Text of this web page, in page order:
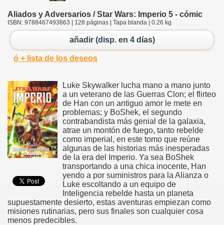
Aliados y Adversarios / Star Wars: Imperio 5 - cómic
ISBN: 9788467493863 | 128 páginas | Tapa blanda | 0.26 kg
añadir (disp. en 4 días)
ó + lista de los deseos
Luke Skywalker lucha mano a mano junto
a un veterano de las Guerras Clon; el flirteo
de Han con un antiguo amor le mete en
problemas; y BoShek, el segundo
contrabandista más genial de la galaxia,
atrae un montón de fuego, tanto rebelde
como imperial, en este tomo que reúne
algunas de las historias más inesperadas
de la era del Imperio. Ya sea BoShek
transportando a una chica inocente, Han
yendo a por suministros para la Alianza o
Luke escoltando a un equipo de
Inteligencia rebelde hasta un planeta
supuestamente desierto, estas aventuras empiezan como
misiones rutinarias, pero sus finales son cualquier cosa
menos predecibles.